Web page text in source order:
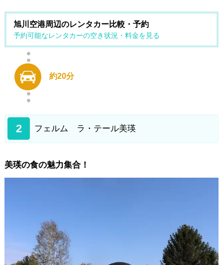
旭川空港周辺のレンタカー比較・予約
予約可能なレンタカーの空き状況・料金を見る
約20分
2 フェルム ラ・テール美瑛
美瑛の食の魅力集合！